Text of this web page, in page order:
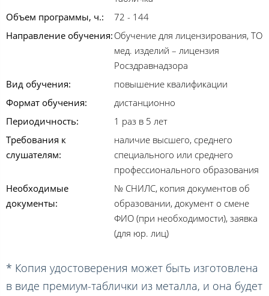
Объем программы, ч.:
72 - 144
Направление обучения: Обучение для лицензирования, ТО
мед. изделий – лицензия
Росздравнадзора
Вид обучения:
повышение квалификации
Формат обучения:
дистанционно
Периодичность:
1 раз в 5 лет
Требования к
слушателям:
наличие высшего, среднего
специального или среднего
профессионального образования
Необходимые
документы:
№ СНИЛС, копия документов об
образовании, документ о смене
ФИО (при необходимости), заявка
(для юр. лиц)
* Копия удостоверения может быть изготовлена
в виде премиум-таблички из металла, и она будет